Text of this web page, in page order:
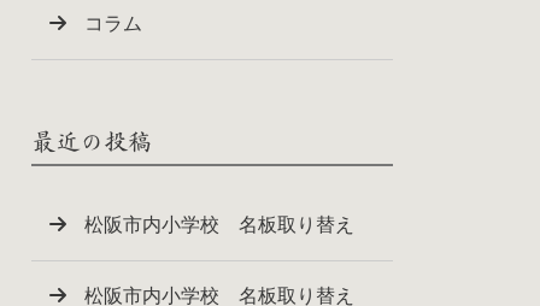
コラム
最近の投稿
松阪市内小学校 名板取り替え
松阪市内小学校 名板取り替え